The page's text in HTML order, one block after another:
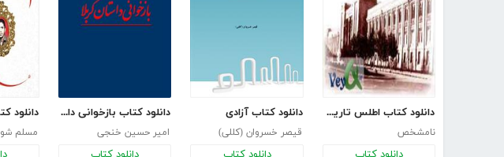
دانلود کتاب اطلس تاریخ ایران
نامشخص
دانلود کتاب آزادی
قیصر خسروان (کللی)
دانلود کتاب بازخوانی داستان کربلا
امیر حسین خنجی
دانلود
مسلم